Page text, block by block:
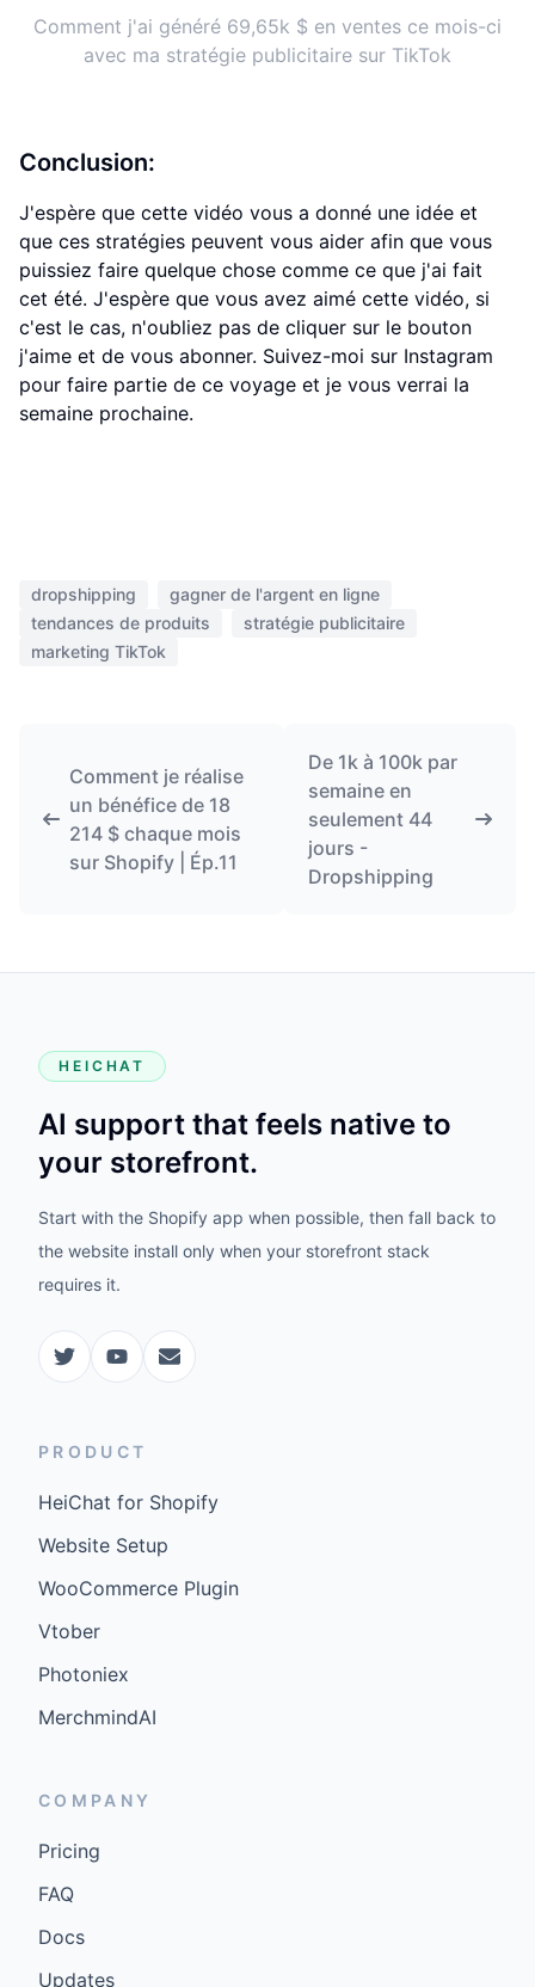
Comment j'ai généré 69,65k $ en ventes ce mois-ci
avec ma stratégie publicitaire sur TikTok
Conclusion:
J'espère que cette vidéo vous a donné une idée et
que ces stratégies peuvent vous aider afin que vous
puissiez faire quelque chose comme ce que j'ai fait
cet été. J'espère que vous avez aimé cette vidéo, si
c'est le cas, n'oubliez pas de cliquer sur le bouton
j'aime et de vous abonner. Suivez-moi sur Instagram
pour faire partie de ce voyage et je vous verrai la
semaine prochaine.
dropshipping
gagner de l'argent en ligne
tendances de produits
stratégie publicitaire
marketing TikTok
Comment je réalise
un bénéfice de 18
214 $ chaque mois
sur Shopify | Ép.11
De 1k à 100k par
semaine en
seulement 44
jours -
Dropshipping
HEICHAT
AI support that feels native to
your storefront.
Start with the Shopify app when possible, then fall back to
the website install only when your storefront stack
requires it.
PRODUCT
HeiChat for Shopify
Website Setup
WooCommerce Plugin
Vtober
Photoniex
MerchmindAI
COMPANY
Pricing
FAQ
Docs
Updates